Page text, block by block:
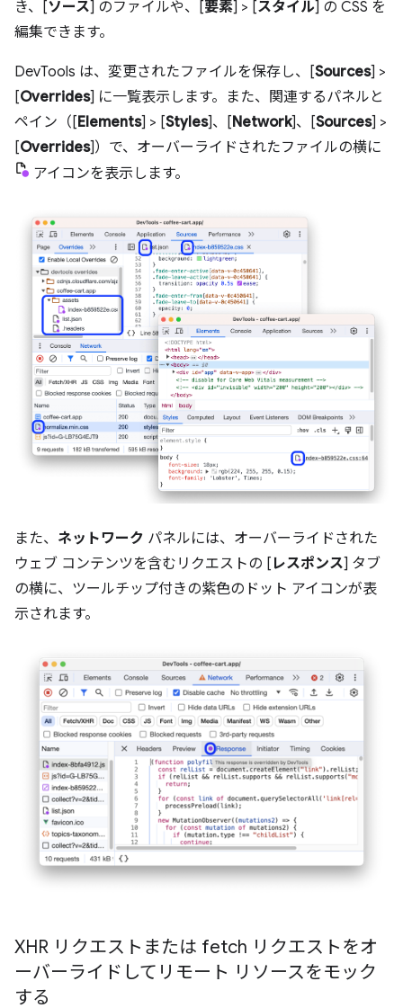
き、[ソース] のファイルや、[要素] > [スタイル] の CSS を
編集できます。
DevTools は、変更されたファイルを保存し、[Sources] >
[Overrides] に一覧表示します。また、関連するパネルと
ペイン（[Elements] > [Styles]、[Network]、[Sources] >
[Overrides]）で、オーバーライドされたファイルの横に
アイコンを表示します。
また、 ネットワーク パネルには、オーバーライドされた
ウェブ コンテンツを含むリクエストの [ レスポンス] タブ
の横に、ツールチップ付きの紫色のドット アイコンが表
示されます。
XHR リクエストまたは fetch リクエストをオ
ーバーライドしてリモート リソースをモック
する